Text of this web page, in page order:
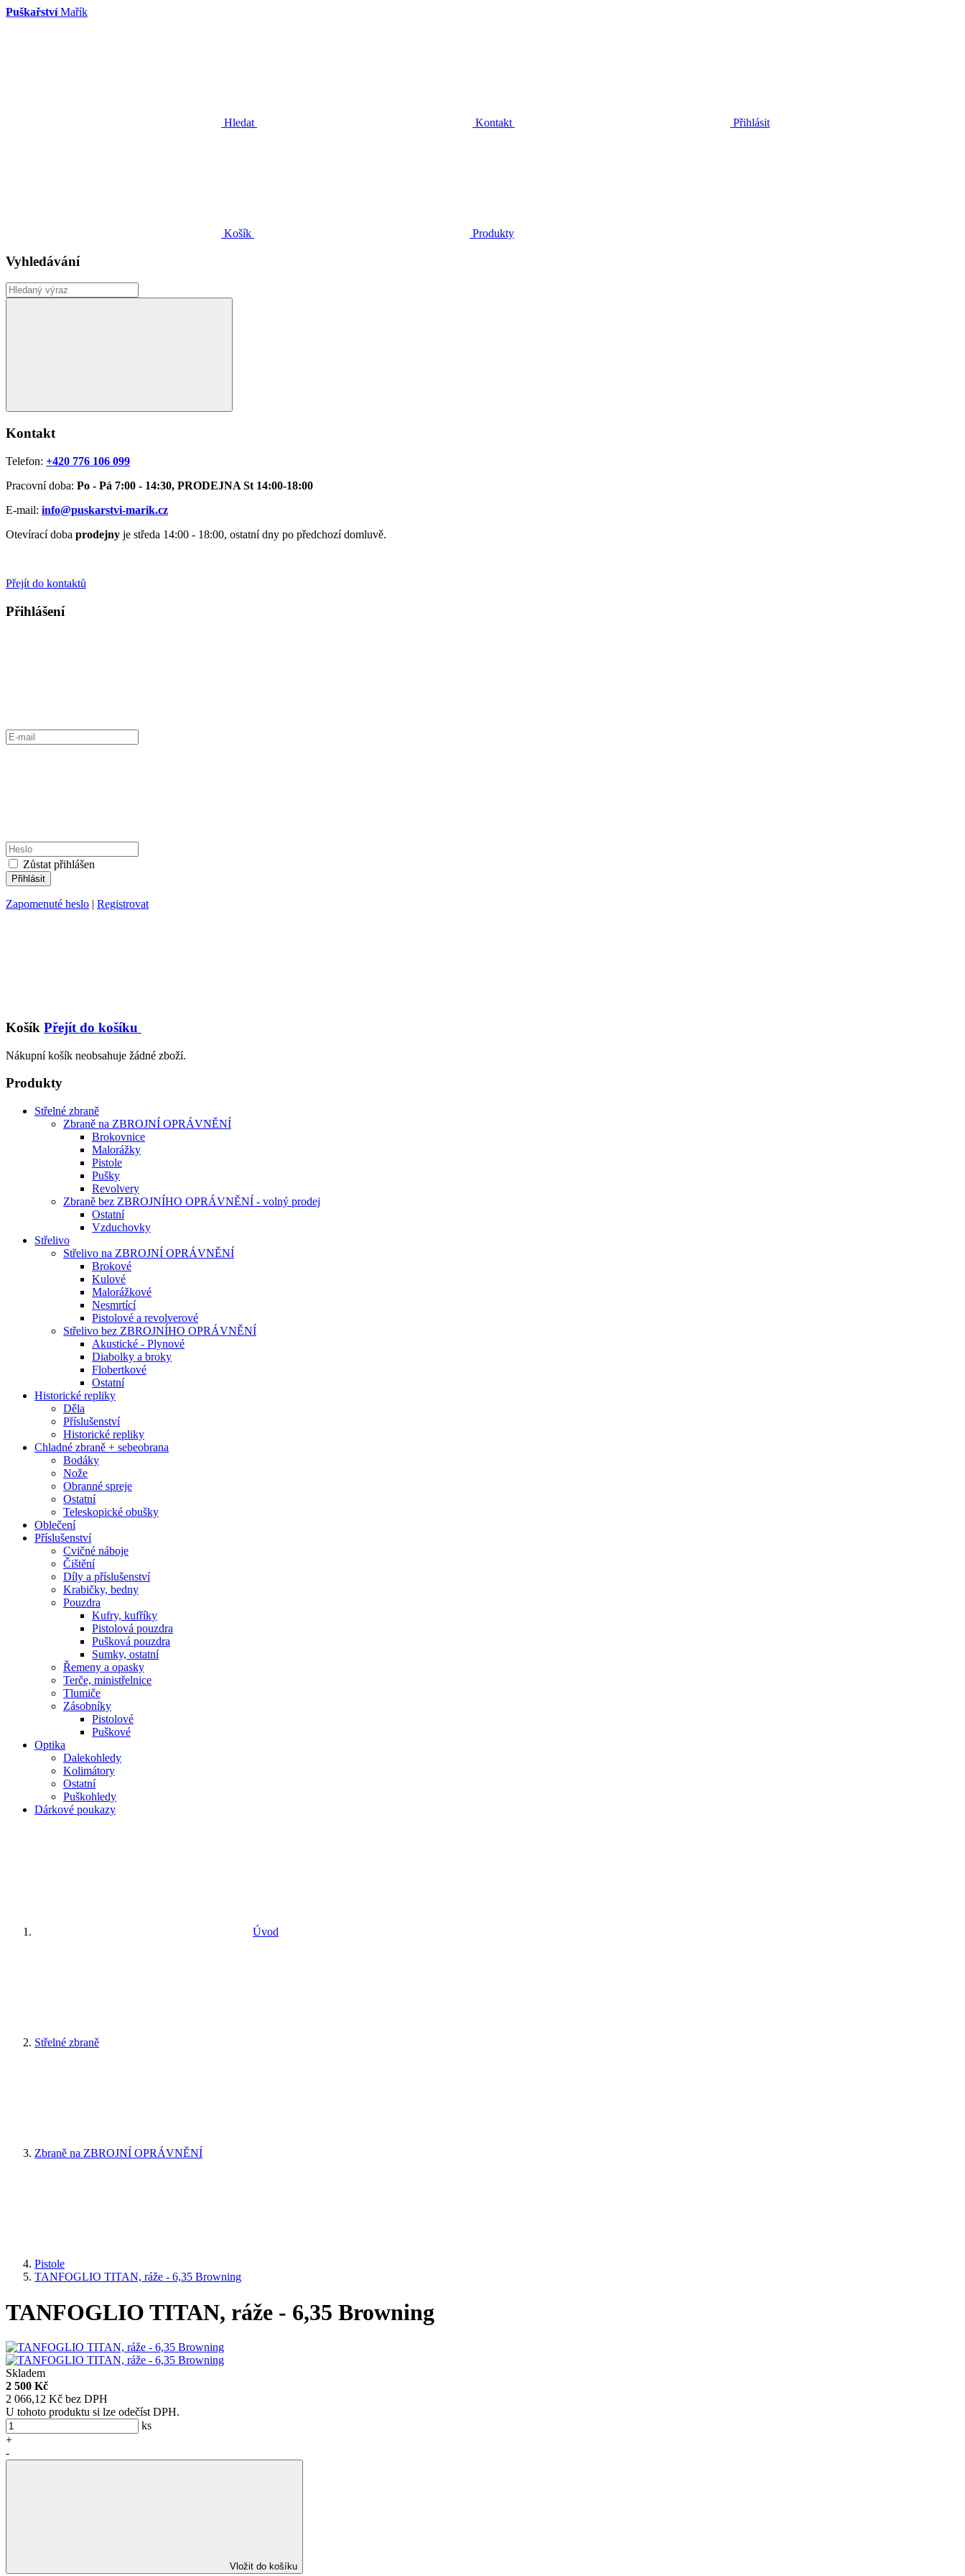
Puškařství Mařík
Hledat Kontakt Přihlásit
Košík Produkty
Vyhledávání
Kontakt
Telefon: +420 776 106 099
Pracovní doba: Po - Pá 7:00 - 14:30, PRODEJNA St 14:00-18:00
E-mail: info@puskarstvi-marik.cz
Otevírací doba prodejny je středa 14:00 - 18:00, ostatní dny po předchozí domluvě.
Přejít do kontaktů
Přihlášení
Zůstat přihlášen
Zapomenuté heslo | Registrovat
Košík Přejít do košíku
Nákupní košík neobsahuje žádné zboží.
Produkty
Střelné zbraně
Zbraně na ZBROJNÍ OPRÁVNĚNÍ
Brokovnice
Malorážky
Pistole
Pušky
Revolvery
Zbraně bez ZBROJNÍHO OPRÁVNĚNÍ - volný prodej
Ostatní
Vzduchovky
Střelivo
Střelivo na ZBROJNÍ OPRÁVNĚNÍ
Brokové
Kulové
Malorážkové
Nesmrtící
Pistolové a revolverové
Střelivo bez ZBROJNÍHO OPRÁVNĚNÍ
Akustické - Plynové
Diabolky a broky
Flobertkové
Ostatní
Historické repliky
Děla
Příslušenství
Historické repliky
Chladné zbraně + sebeobrana
Bodáky
Nože
Obranné spreje
Ostatní
Teleskopické obušky
Oblečení
Příslušenství
Cvičné náboje
Čištění
Díly a příslušenství
Krabičky, bedny
Pouzdra
Kufry, kufříky
Pistolová pouzdra
Pušková pouzdra
Sumky, ostatní
Řemeny a opasky
Terče, ministřelnice
Tlumiče
Zásobníky
Pistolové
Puškové
Optika
Dalekohledy
Kolimátory
Ostatní
Puškohledy
Dárkové poukazy
Úvod
Střelné zbraně
Zbraně na ZBROJNÍ OPRÁVNĚNÍ
Pistole
TANFOGLIO TITAN, ráže - 6,35 Browning
TANFOGLIO TITAN, ráže - 6,35 Browning
Skladem
2 500 Kč
2 066,12 Kč bez DPH
U tohoto produktu si lze odečíst DPH.
ks
+
-
Vložit do košíku